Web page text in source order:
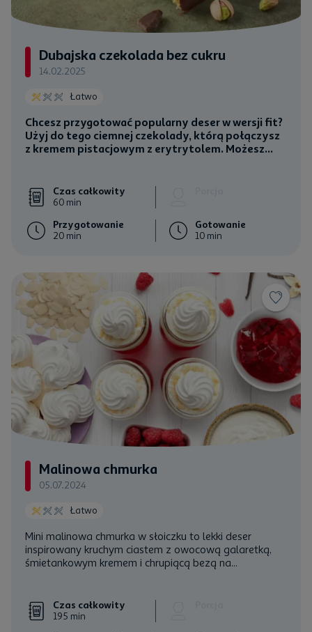
Dubajska czekolada bez cukru
14.02.2025
Łatwo
Chcesz przygotować popularny deser w wersji fit?
Użyj do tego ciemnej czekolady, którą połączysz
z kremem pistacjowym z erytrytolem. Możesz...
Czas całkowity
60 min
Przygotowanie
20 min
Gotowanie
10 min
Malinowa chmurka
05.07.2024
Łatwo
Mini malinowa chmurka w słoiczku to lekki deser
inspirowany kruchym ciastem z owocową galaretką,
śmietankowym kremem i chrupiącą bezą na...
Czas całkowity
195 min